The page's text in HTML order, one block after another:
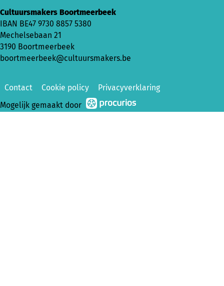
Cultuursmakers Boortmeerbeek
IBAN BE47 9730 8857 5380
Mechelsebaan 21
3190 Boortmeerbeek
boortmeerbeek@cultuursmakers.be
Contact Cookie policy
Privacyverklaring
Mogelijk gemaakt door